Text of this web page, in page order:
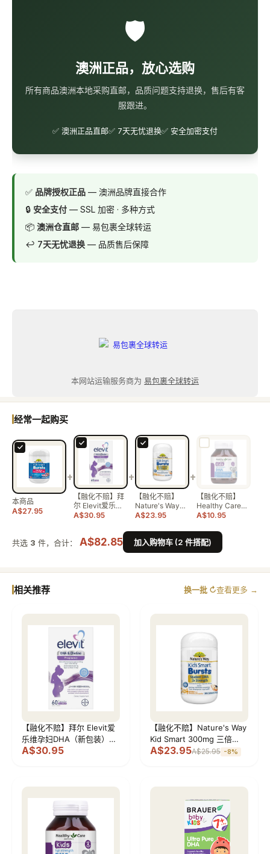
🛡️
澳洲正品，放心选购
所有商品澳洲本地采购直邮，品质问题支持退换，售后有客
服跟进。
✅ 澳洲正品直邮✅ 7天无忧退换✅ 安全加密支付
✅ 品牌授权正品 — 澳洲品牌直接合作
🔒 安全支付 — SSL 加密 · 多种方式
📦 澳洲仓直邮 — 易包裹全球转运
↩️ 7天无忧退换 — 品质售后保障
本网站运输服务商为 易包裹全球转运
经常一起购买
本商品
A$27.95
+
【融化不赔】拜
尔 Elevit爱乐维
孕妇…
A$30.95
+
【融化不赔】
Nature's Way
K…
A$23.95
+
【融化不赔】
Healthy Care
儿…
A$10.95
共选 3 件，合计： A$82.85 加入购物车 (2 件搭配)
相关推荐 换一批 ↻查看更多 →
【融化不赔】拜尔 Elevit爱
乐维孕妇DHA（新包装）
60粒
A$30.95
【融化不赔】Nature's Way
Kid Smart 300mg 三倍
DHA胶囊 二代 （金标学生
A$23.95A$25.95 -8%